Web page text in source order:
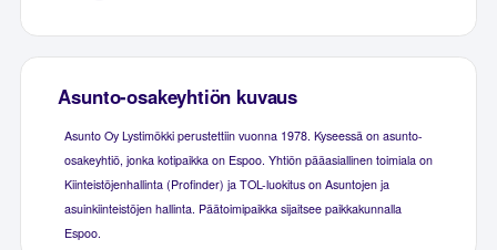
Asunto-osakeyhtiön kuvaus
Asunto Oy Lystimökki perustettiin vuonna 1978. Kyseessä on asunto-
osakeyhtiö, jonka kotipaikka on Espoo. Yhtiön pääasiallinen toimiala on
Kiinteistöjenhallinta (Profinder) ja TOL-luokitus on Asuntojen ja
asuinkiinteistöjen hallinta. Päätoimipaikka sijaitsee paikkakunnalla
Espoo.